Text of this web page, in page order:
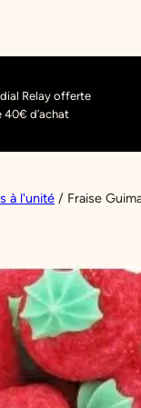
Relay offerte
40€ d’achat
à l'unité / Fraise